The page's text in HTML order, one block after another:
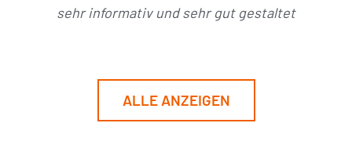
sehr informativ und sehr gut gestaltet
ALLE ANZEIGEN